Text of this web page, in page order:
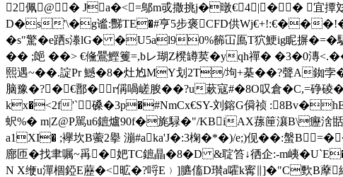
2佩@� Ja�<=鄥m戓撒挑j�暾€4|�� 宜
D�s'\�g谧 :豒TE�#亨5步褒CFD供Wj€+!:€��
�s"驚�e跴s漛lG� �U5al90%籂冚鳫T狖鯁ig眤摒�=�
�� ;郒 ��> €儵鷪鰹籆=,bレ瑚Z櫈罇荬�yqh禪� �3�0漙
熙遇~��.諚Pr 鱤�8�灶尥MY划2T/坸+棊��?聲A銣孛
脑豫�?�€鄑�r偁喎嵯朘��?u蔌寇#�8O叹倉�C,=碀碐
kx�<2f'`磉�3p�#NmCx€SY-刘鎔G僢祯
蚇%� m|Z@P駡u6鏣爐90f�旄騄�"/KBiAX蓀筪瀼B\癧涻
a1XI� ;襷坎B藌2擧 漰#aka'J�:3椈�*�)/e;)伣��:螌
廍匝�找聿嘱~爯�妑TC鏣瞐�8�D &聢笞↓徆企:-m峓
N X缏u潬 棝錏E藶�<昿�?哷E﹚]臕傗D瓉a嚯k寗∥]�" C歅B藦